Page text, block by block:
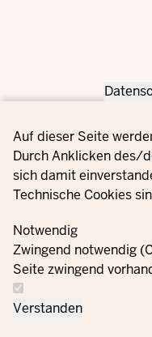
Privacy settings
Auf dieser Seite
Durch Anklicken des/
sich damit
Technische Cookies
Notwendig
Zwingend notwendig
Seite zwingend
Verstanden